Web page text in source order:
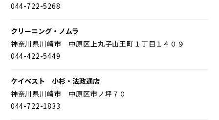
044-722-5268
クリーニング・ノムラ
神奈川県川崎市 中原区上丸子山王町１丁目１４０９
044-422-5449
ケイベスト 小杉・法政通店
神奈川県川崎市 中原区市ノ坪７０
044-722-1833